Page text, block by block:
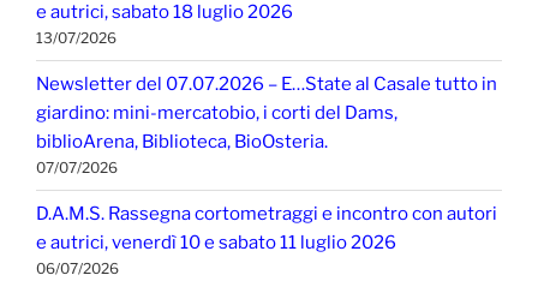
e autrici, sabato 18 luglio 2026
13/07/2026
Newsletter del 07.07.2026 – E…State al Casale tutto in
giardino: mini-mercatobio, i corti del Dams,
biblioArena, Biblioteca, BioOsteria.
07/07/2026
D.A.M.S. Rassegna cortometraggi e incontro con autori
e autrici, venerdì 10 e sabato 11 luglio 2026
06/07/2026